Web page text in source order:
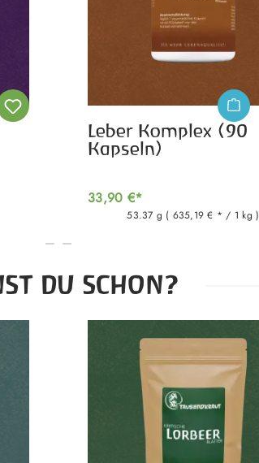
Leber Komplex (90
Kapseln)
33,90 €*
53.37 g ( 635,19 € * / 1 kg )
DU SCHON?